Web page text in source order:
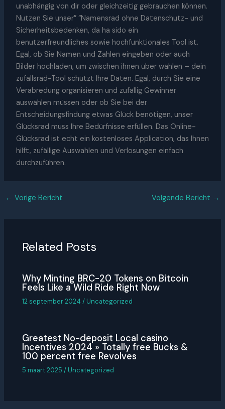
unabhängig von dir oder gleichzeitig gebrauchen können.
Nutzen Sie unser” “Namensrad ohne Datenschutz- und
Sicherheitsbedenken, da ha sido ein
benutzerfreundliches sowie hochfunktionales Tool ist.
Egal, ob Sie Namen und Zahlen eingeben oder auch
Bilder hochladen, um zwischen ihnen über wählen – dein
zufallsrad-Tool schützt Ihre Daten. Egal, durch Sie eine
Verabredung organisieren und zufällig Gewinner
auswählen müssen oder ob Sie bei der
Entscheidungsfindung etwas Glück benötigen, unser
Glücksrad muss Ihre Bedürfnisse erfüllen. Das Online-
Glücksrad ist echt ein kostenloses Application, das Ihnen
hilft, zufällige Auswahlen und Verlosungen einfach
durchzuführen.
← Vorige Bericht Volgende Bericht →
Related Posts
Why Minting BRC-20 Tokens on Bitcoin
Feels Like a Wild Ride Right Now
12 september 2024/ Uncategorized
Greatest No-deposit Local casino
Incentives 2024 » Totally free Bucks &
100 percent free Revolves
5 maart 2025/ Uncategorized